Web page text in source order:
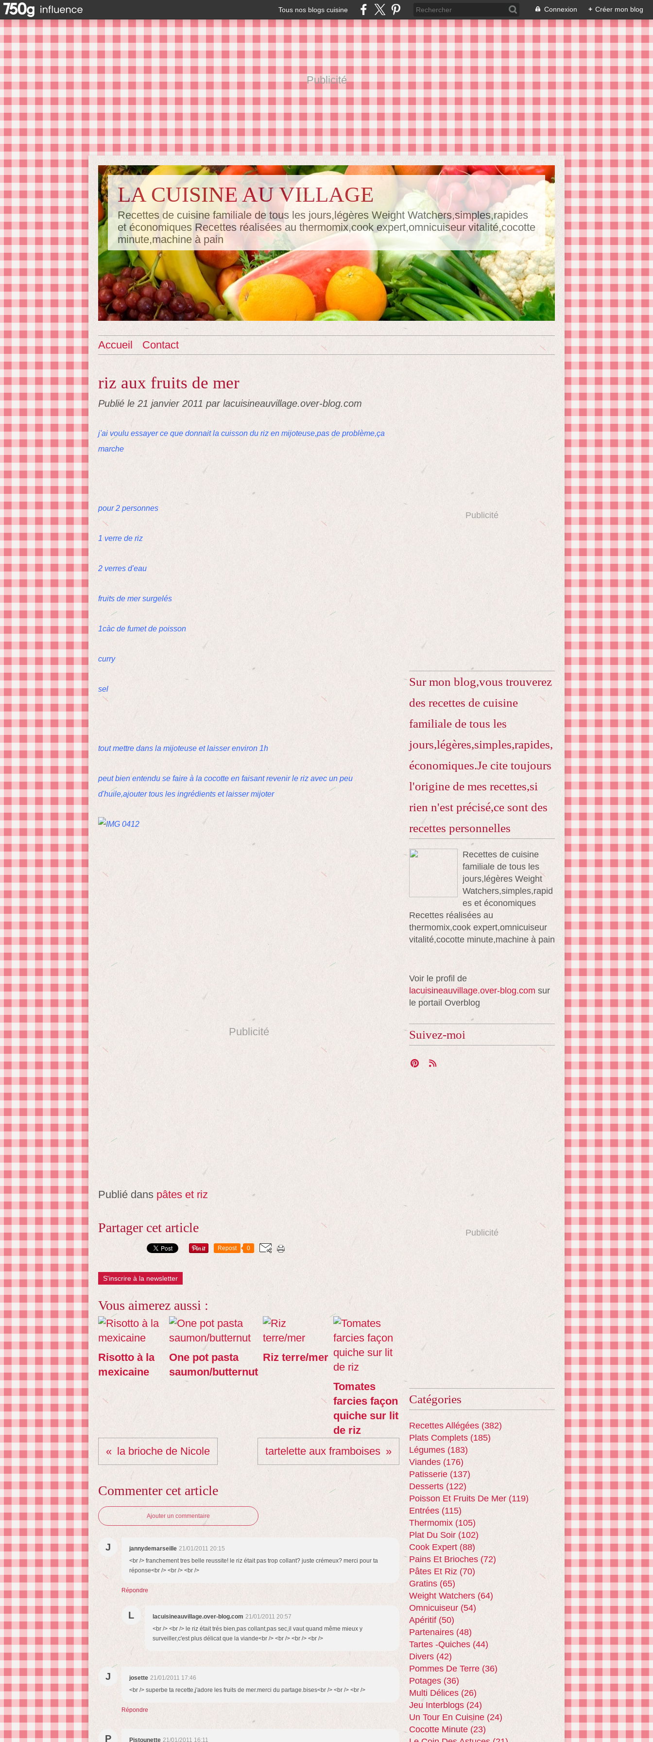
Tous nos blogs cuisine Connexion + Créer mon blog
Publicité
LA CUISINE AU VILLAGE
Recettes de cuisine familiale de tous les jours,légères Weight Watchers,simples,rapides
et économiques Recettes réalisées au thermomix,cook expert,omnicuiseur vitalité,cocotte
minute,machine à pain
Accueil Contact
riz aux fruits de mer
Publié le 21 janvier 2011 par lacuisineauvillage.over-blog.com
j'ai voulu essayer ce que donnait la cuisson du riz en mijoteuse,pas de problème,ça
marche
pour 2 personnes
1 verre de riz
2 verres d'eau
fruits de mer surgelés
1càc de fumet de poisson
curry
sel
tout mettre dans la mijoteuse et laisser environ 1h
peut bien entendu se faire à la cocotte en faisant revenir le riz avec un peu
d'huile,ajouter tous les ingrédients et laisser mijoter
Publicité
Publié dans pâtes et riz
Partager cet article
Repost 0
S'inscrire à la newsletter
Vous aimerez aussi :
Risotto à la
mexicaine
One pot pasta
saumon/butternut
Riz terre/mer
Tomates
farcies façon
quiche sur lit
de riz
la brioche de Nicole
tartelette aux framboises
Commenter cet article
Ajouter un commentaire
J jannydemarseille 21/01/2011 20:15
<br /> franchement tres belle reussite! le riz était pas trop collant? juste crémeux? merci pour ta
réponse<br /> <br /> <br />
Répondre
L lacuisineauvillage.over-blog.com 21/01/2011 20:57
<br /> <br /> le riz était trés bien,pas collant,pas sec,il vaut quand même mieux y
surveiller,c'est plus délicat que la viande<br /> <br /> <br /> <br />
J josette 21/01/2011 17:46
<br /> superbe ta recette,j'adore les fruits de mer.merci du partage.bises<br /> <br /> <br />
Répondre
P Pistounette 21/01/2011 16:11
Publicité
Sur mon blog,vous trouverez
des recettes de cuisine
familiale de tous les
jours,légères,simples,rapides,
économiques.Je cite toujours
l'origine de mes recettes,si
rien n'est précisé,ce sont des
recettes personnelles
Recettes de cuisine
familiale de tous les
jours,légères Weight
Watchers,simples,rapid
es et économiques
Recettes réalisées au
thermomix,cook expert,omnicuiseur
vitalité,cocotte minute,machine à pain
Voir le profil de
lacuisineauvillage.over-blog.com sur
le portail Overblog
Suivez-moi
Publicité
Catégories
Recettes Allégées (382)
Plats Complets (185)
Légumes (183)
Viandes (176)
Patisserie (137)
Desserts (122)
Poisson Et Fruits De Mer (119)
Entrées (115)
Thermomix (105)
Plat Du Soir (102)
Cook Expert (88)
Pains Et Brioches (72)
Pâtes Et Riz (70)
Gratins (65)
Weight Watchers (64)
Omnicuiseur (54)
Apéritif (50)
Partenaires (48)
Tartes -quiches (44)
Divers (42)
Pommes De Terre (36)
Potages (36)
Multi Délices (26)
Jeu Interblogs (24)
Un Tour En Cuisine (24)
Cocotte Minute (23)